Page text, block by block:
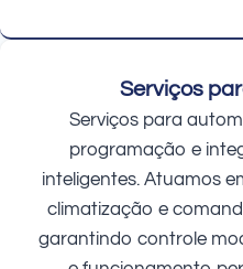
Serviços
Serviços para
programação e
inteligentes. Atuamos
climatização e
garantindo controle